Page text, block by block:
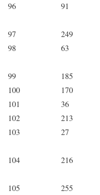
96
91
97
249
98
63
99
185
100
170
101
36
102
213
103
27
104
216
105
255